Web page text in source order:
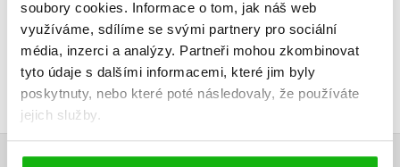
soubory cookies. Informace o tom, jak náš web
využíváme, sdílíme se svými partnery pro sociální
média, inzerci a analýzy. Partneři mohou zkombinovat
tyto údaje s dalšími informacemi, které jim byly
poskytnuty, nebo které poté následovaly, že používáte
jejich služby.